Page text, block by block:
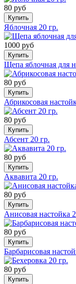
80 руб
Купить
Яблочная 20 гр.
1000 руб
Купить
Щепа яблочная для
80 руб
Купить
Абрикосовая
80 руб
Купить
Абсент 20 гр.
80 руб
Купить
Аквавита 20 гр.
80 руб
Купить
Анисовая настойка
80 руб
Купить
Барбарисовая
80 руб
Купить